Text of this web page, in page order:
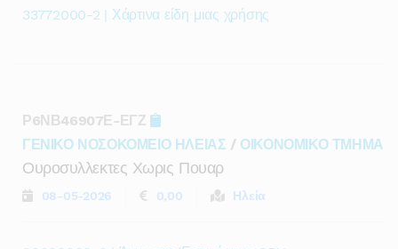
33772000-2 | Χάρτινα είδη μιας χρήσης
Ρ6ΝΒ46907Ε-ΕΓΖ
ΓΕΝΙΚΟ ΝΟΣΟΚΟΜΕΙΟ ΗΛΕΙΑΣ / ΟΙΚΟΝΟΜΙΚΟ ΤΜΗΜΑ
Ουροσυλλεκτες Χωρις Πουαρ
08-05-2026 0,00 Ηλεία